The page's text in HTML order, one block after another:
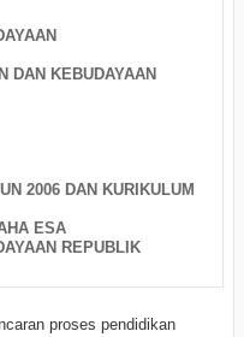
DAN KEBUDAYAAN
2006 DAN KURIKULUM
ESA
REPUBLIK
proses pendidikan